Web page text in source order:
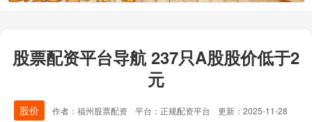
股票配资平台导航 237只A股股价低于2
元
股价 作者：福州股票配资 平台：正规配资平台
更新：2025-11-28